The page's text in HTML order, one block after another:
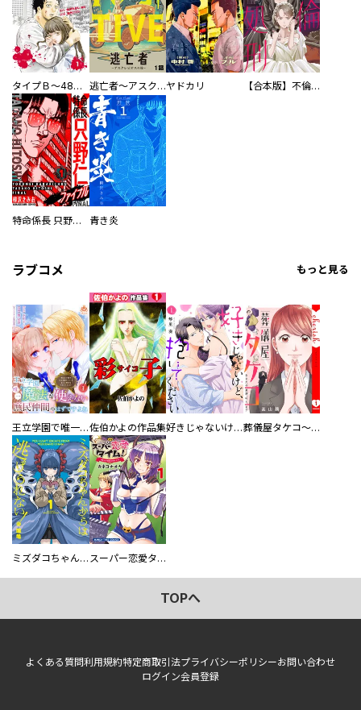
タイプＢ～48時間後、致死率100％～【単話】 逃亡者～アスクレピオスの杖～ヤドカリ 【合本版】不倫処刑
特命係長 只野仁ファイナル 愛蔵版 青き炎
ラブコメ もっと見る
王立学園で唯一魔法が使えない庶民仲間のはずですよね～実は王子様で私を溺愛しているなんて告白はやめてください～佐伯かよの作品集 好きじゃないけど、抱いてください【電子単行本版／特典おまけ付き】 葬儀屋タケコ～あなたの最期、叶えます【電子単行本版】
ミズダコちゃんからは逃げられない！ スーパー恋愛タイム！～現場でドＳな彼女は自宅でデレる～
TOPへ
よくある質問利用規約特定商取引法プライバシーポリシーお問い合わせ
ログイン会員登録